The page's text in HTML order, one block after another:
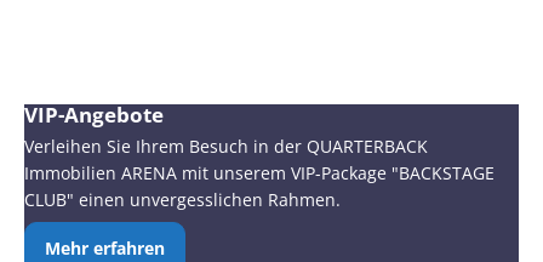
VIP-Angebote
Verleihen Sie Ihrem Besuch in der QUARTERBACK
Immobilien ARENA mit unserem VIP-Package "BACKSTAGE
CLUB" einen unvergesslichen Rahmen.
Mehr erfahren